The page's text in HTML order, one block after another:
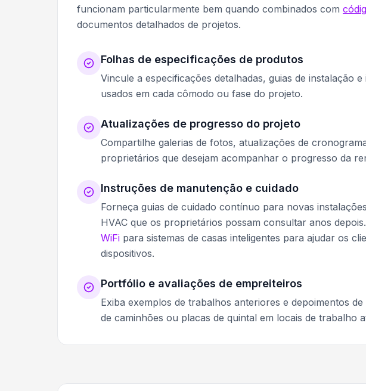
funcionam particularmente bem quando combinados com
documentos detalhados de projetos.
Folhas de especificações de produtos
Vincule a especificações detalhadas, guias de instalação
usados em cada cômodo ou fase do projeto.
Atualizações de progresso do projeto
Compartilhe galerias de fotos, atualizações de
proprietários que desejam acompanhar o progresso da
Instruções de manutenção e cuidado
Forneça guias de cuidado contínuo para novas
HVAC que os proprietários possam consultar anos
WiFi para sistemas de casas inteligentes para ajudar os
dispositivos.
Portfólio e avaliações de empreiteiros
Exiba exemplos de trabalhos anteriores e depoimentos
de caminhões ou placas de quintal em locais de trabalho